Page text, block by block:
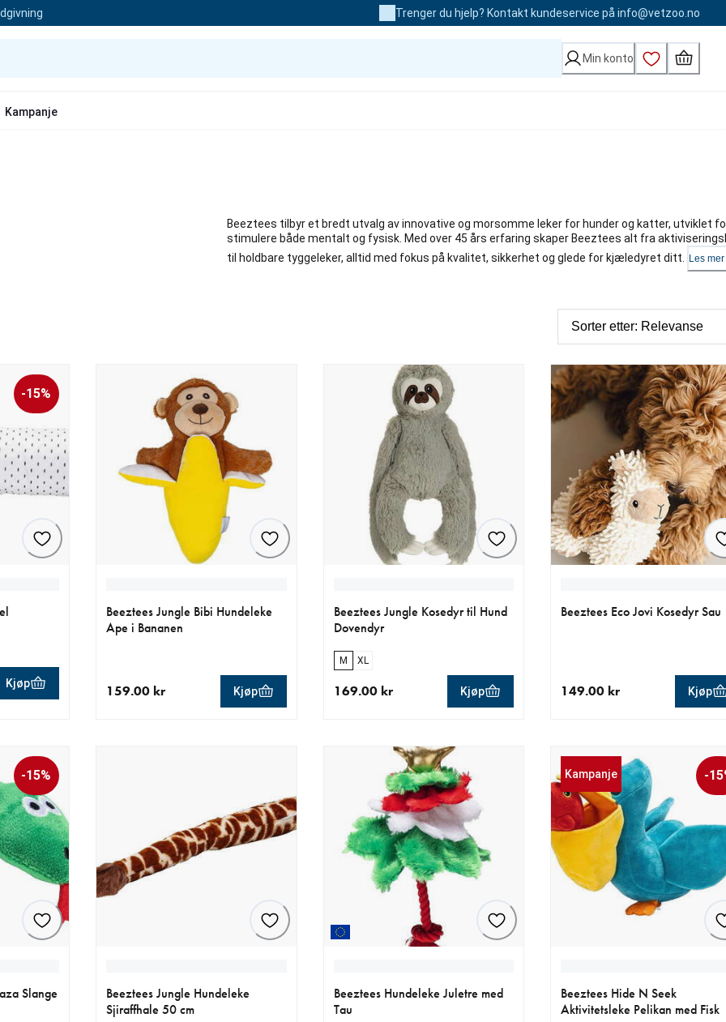
Trenger du hjelp? Kontakt kundeservice på info@vetzoo.no
Min konto
Kampanje
Beeztees tilbyr et bredt utvalg av innovative og morsomme leker for hunder og katter, utviklet
stimulere både mentalt og fysisk. Med over 45 års erfaring skaper Beeztees alt fra
til holdbare tyggeleker, alltid med fokus på kvalitet, sikkerhet og glede for kjæledyret ditt.
Les mer
-15%
Kjøp
Beeztees Jungle Bibi Hundeleke
Ape i Bananen
159.00 kr Kjøp
Beeztees Jungle Kosedyr til Hund
Dovendyr
M XL
169.00 kr Kjøp
Beeztees Eco Jovi Kosedyr Sau
149.00 kr Kjøp
-15%
Slange
Beeztees Jungle Hundeleke
Sjiraffhale 50 cm
Beeztees Hundeleke Juletre med
Tau
Kampanje -
Beeztees Hide N Seek
Aktivitetsleke Pelikan med Fisk